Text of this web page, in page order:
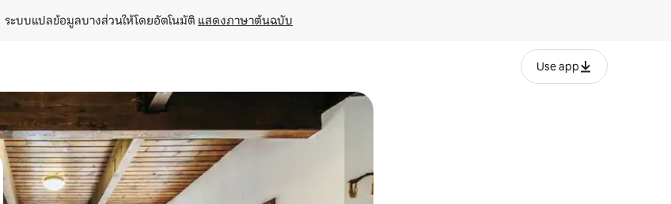
ระบบแปลข้อมูลบางส่วนให้โดยอัตโนมัติ แสดงภาษาต้นฉบับ
Use app